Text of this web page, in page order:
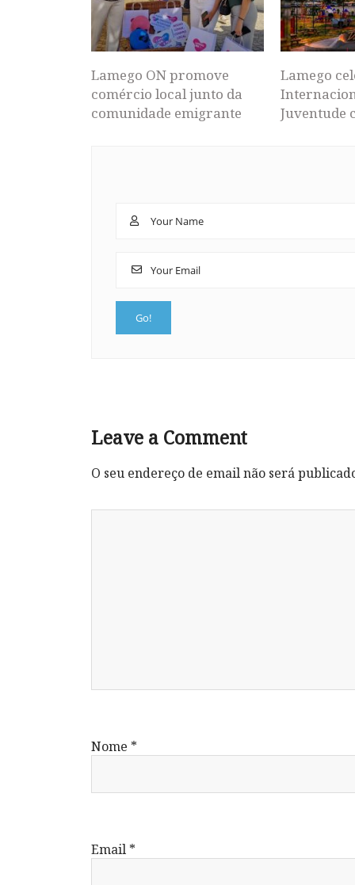
Lamego ON promove
comércio local junto da
comunidade emigrante
Lamego
Juventude
Leave a Comment
O seu endereço de email não será
Nome *
Email *